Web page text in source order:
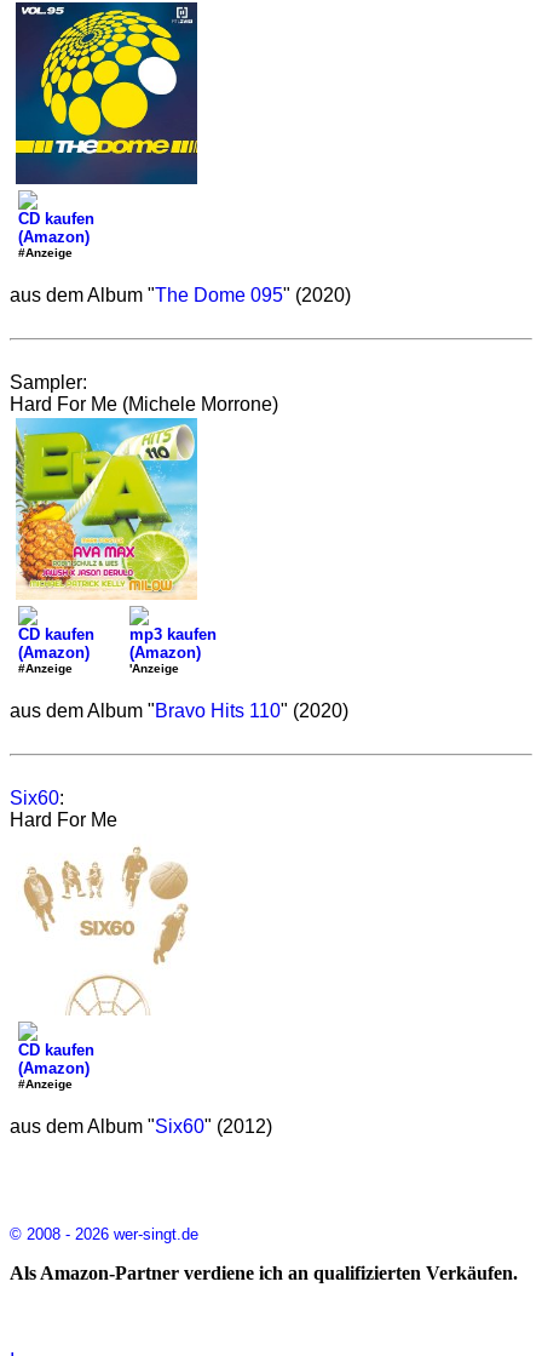
CD kaufen
(Amazon)
#Anzeige
aus dem Album "The Dome 095" (2020)
Sampler:
Hard For Me (Michele Morrone)
CD kaufen
(Amazon)
#Anzeige
mp3 kaufen
(Amazon)
'Anzeige
aus dem Album "Bravo Hits 110" (2020)
Six60:
Hard For Me
CD kaufen
(Amazon)
#Anzeige
aus dem Album "Six60" (2012)
© 2008 - 2026 wer-singt.de
Als Amazon-Partner verdiene ich an qualifizierten Verkäufen.